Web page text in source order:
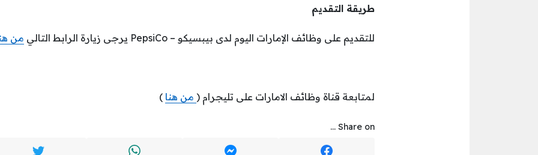
طريقة التقديم
للتقديم على وظائف الإمارات اليوم لدى بيبسيكو – PepsiCo يرجى زيارة الرابط التالي من
لمتابعة قناة وظائف الامارات على تليجرام ( من هنا )
Share on ...